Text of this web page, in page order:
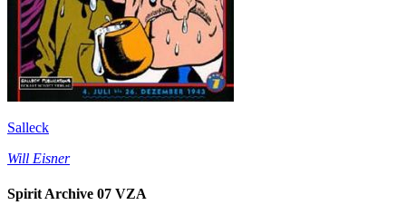
Salleck
Will Eisner
Spirit Archive 07 VZA